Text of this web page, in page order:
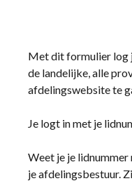
Met dit formulier log
de landelijke, alle
afdelingswebsite te
Je logt in met je
Weet je je lidnummer
je afdelingsbestuur.